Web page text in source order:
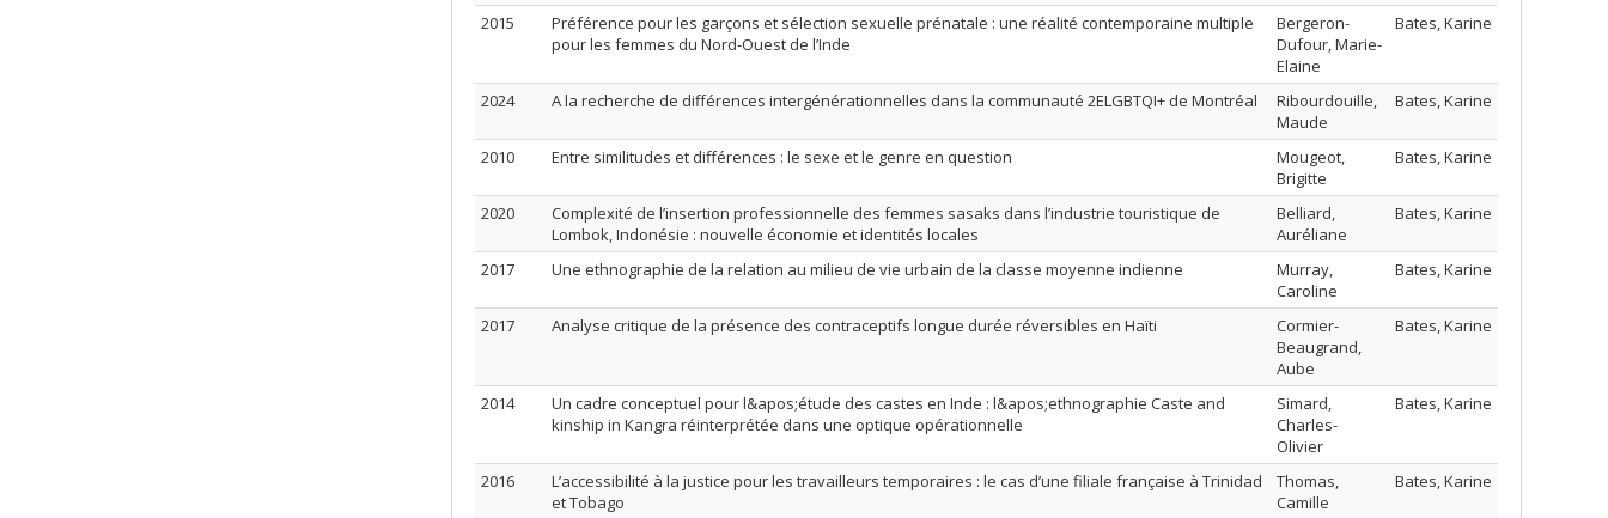
2015
Préférence pour les garçons et sélection sexuelle prénatale : une réalité contemporaine multiple
pour les femmes du Nord-Ouest de l’Inde
Bergeron-
Dufour, Marie-
Elaine
Bates, Karine
2024 A la recherche de différences intergénérationnelles dans la communauté 2ELGBTQI+ de Montréal
Ribourdouille,
Maude
Bates, Karine
2010 Entre similitudes et différences : le sexe et le genre en question
Mougeot,
Brigitte
Bates, Karine
2020
Complexité de l’insertion professionnelle des femmes sasaks dans l’industrie touristique de
Lombok, Indonésie : nouvelle économie et identités locales
Belliard,
Auréliane
Bates, Karine
2017 Une ethnographie de la relation au milieu de vie urbain de la classe moyenne indienne
Murray,
Caroline
Bates, Karine
2017 Analyse critique de la présence des contraceptifs longue durée réversibles en Haïti
Cormier-
Beaugrand,
Aube
Bates, Karine
2014
Un cadre conceptuel pour l&apos;étude des castes en Inde : l&apos;ethnographie Caste and
kinship in Kangra réinterprétée dans une optique opérationnelle
Simard,
Charles-
Olivier
Bates, Karine
2016
L’accessibilité à la justice pour les travailleurs temporaires : le cas d’une filiale française à Trinidad
et Tobago
Thomas,
Camille
Bates, Karine